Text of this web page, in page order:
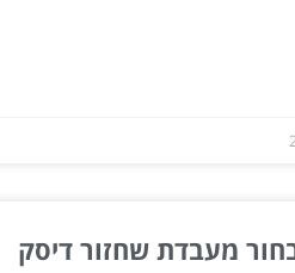
מעבדת שחזור דיסק